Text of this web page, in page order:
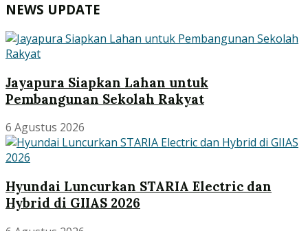
NEWS UPDATE
Jayapura Siapkan Lahan untuk
Pembangunan Sekolah Rakyat
6 Agustus 2026
Hyundai Luncurkan STARIA Electric dan
Hybrid di GIIAS 2026